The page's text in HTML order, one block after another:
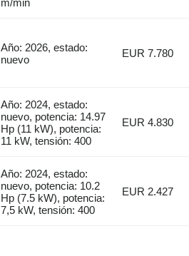
m/min
Año: 2026, estado:
nuevo
EUR 7.780
Año: 2024, estado:
nuevo, potencia: 14.97
Hp (11 kW), potencia:
11 kW, tensión: 400
EUR 4.830
Año: 2024, estado:
nuevo, potencia: 10.2
Hp (7.5 kW), potencia:
7,5 kW, tensión: 400
EUR 2.427